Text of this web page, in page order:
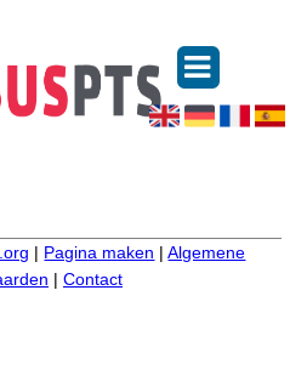
| Pagina maken |Algemene
| Contact